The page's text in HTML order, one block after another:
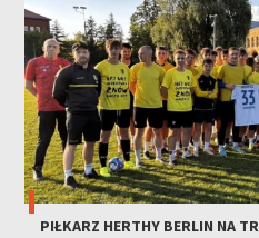
PIŁKARZ HERTHY BERLIN NA